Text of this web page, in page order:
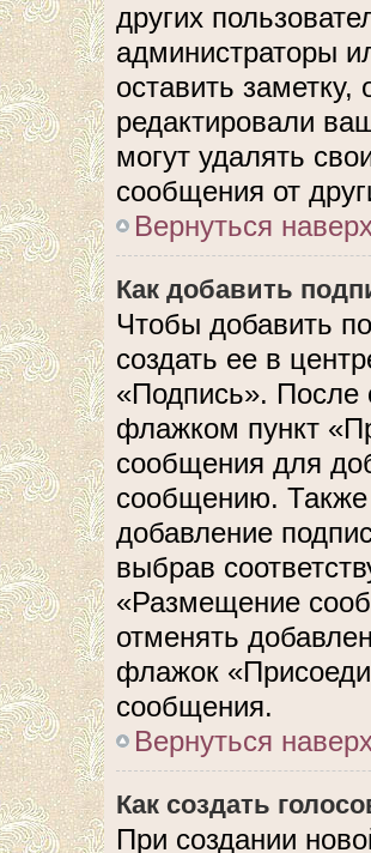
других
администраторы
оставить заметку,
редактировали
могут удалять
сообщения от
Вернуться
Как добавить
Чтобы добавить
создать ее в
«Подпись». После
флажком пункт
сообщения для
сообщению. Также
добавление
выбрав
«Размещение
отменять
флажок
сообщения.
Вернуться
Как создать
При создании